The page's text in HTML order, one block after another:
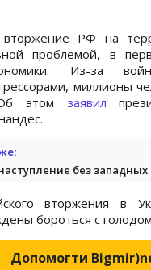
вторжение РФ на
проблемой, в
Из-за
миллионы
этом заявил
без
вторжения в
бороться с
Допомогти